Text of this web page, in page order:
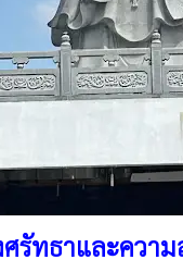
รัทธาและควา